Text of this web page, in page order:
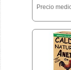
Precio